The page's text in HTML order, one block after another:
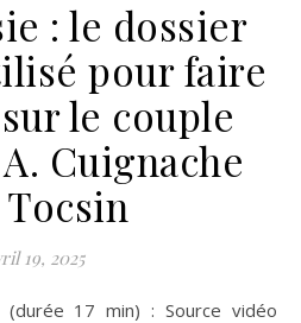
: le dossier
pour faire
le couple
Cuignache
19, 2025